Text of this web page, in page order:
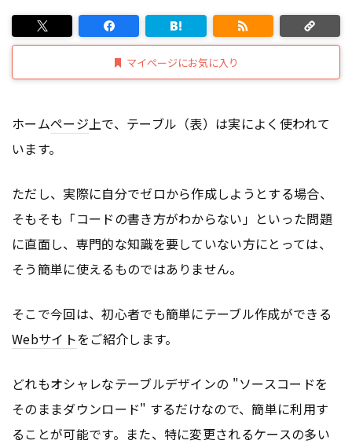
マイページにお気に入り
ホームページ上で、テーブル（表）は実によく使われて
います。
ただし、実際に自分でゼロから作成しようとする場合、
そもそも「コードの書き方がわからない」といった問題
に直面し、専門的な知識を要していない方にとっては、
そう簡単に使えるものではありません。
そこで今回は、初心者でも簡単にテーブル作成ができる
Webサイトをご紹介します。
どれもオシャレなテーブルデザインの "ソースコードを
そのままダウンロード" するだけなので、簡単に利用す
ることが可能です。また、特に変更されるケースの多い